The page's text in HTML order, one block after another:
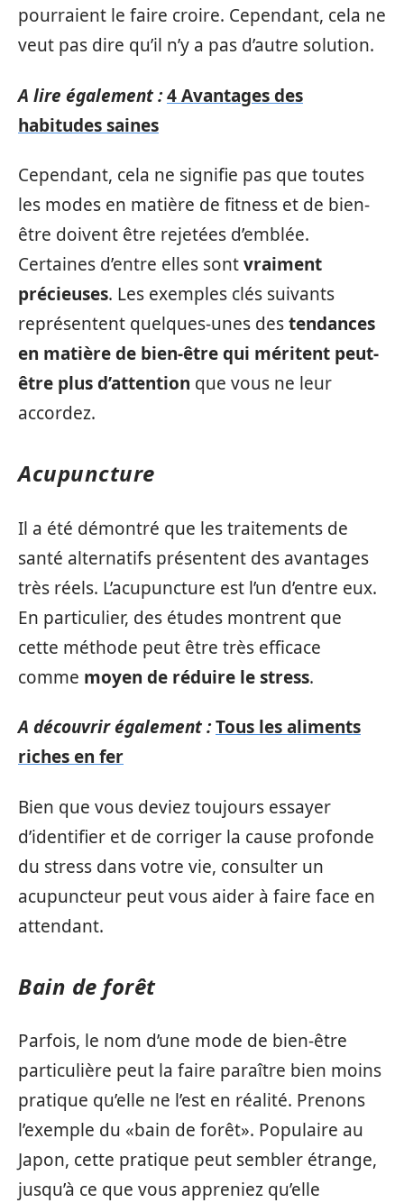
pourraient le faire croire. Cependant, cela ne
veut pas dire qu’il n’y a pas d’autre solution.
A lire également :4 Avantages des
habitudes saines
Cependant, cela ne signifie pas que toutes
les modes en matière de fitness et de bien-
être doivent être rejetées d’emblée.
Certaines d’entre elles sontvraiment
précieuses. Les exemples clés suivants
représentent quelques-unes destendances
en matière de bien-être qui méritent peut-
être plus d’attention que vous ne leur
accordez.
Acupuncture
Il a été démontré que les traitements de
santé alternatifs présentent des avantages
très réels. L’acupuncture est l’un d’entre eux.
En particulier, des études montrent que
cette méthode peut être très efficace
comme moyen de réduire le stress.
A découvrir également :Tous les aliments
riches en fer
Bien que vous deviez toujours essayer
d’identifier et de corriger la cause profonde
du stress dans votre vie, consulter un
acupuncteur peut vous aider à faire face en
attendant.
Bain de forêt
Parfois, le nom d’une mode de bien-être
particulière peut la faire paraître bien moins
pratique qu’elle ne l’est en réalité. Prenons
l’exemple du «bain de forêt». Populaire au
Japon, cette pratique peut sembler étrange,
jusqu’à ce que vous appreniez qu’elle